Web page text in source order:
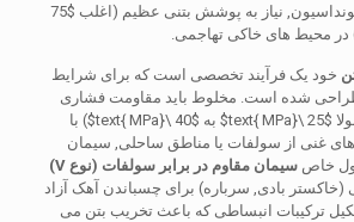
نیاز به پوشش بتنی عظیم (اغلب
$75
در محیط های خاکی تهاجمی.
خود یک فرآیند تخصصی است که برای شرایط
شده است. مخلوط باید مقاومت فشاری
$25 \text{ MPa}$ به $40 \text{ MPa}$
) با
های غنی از سولفات یا مناطق ساحلی, سیمان
خاص سیمان مقاوم در برابر سولفات (نوع V)
(خاکستر بادی, سرباره) برای چسباندن آهک آزاد
ترکیبات انبساطی که باعث تخریب بتن می